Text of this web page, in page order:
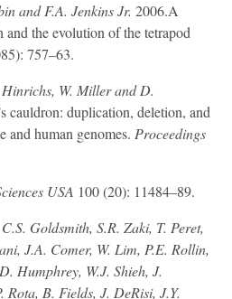
and F.A. Jenkins Jr. 2006.A
the evolution of the tetrapod
757–63.
W. Miller and D.
cauldron: duplication, deletion, and
and human genomes. Proceedings
USA 100 (20): 11484–89.
Goldsmith, S.R. Zaki, T. Peret,
J.A. Comer, W. Lim, P.E. Rollin,
Humphrey, W.J. Shieh, J.
B. Fields, J. DeRisi, J.Y.